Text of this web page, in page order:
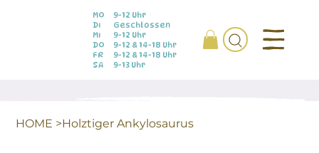
MO
DI
MI
DO
FR
SA
9-12 Uhr
Geschlossen
9-12 Uhr
9-12 & 14-18 Uhr
9-12 & 14-18 Uhr
9-13 Uhr
HOME >Holztiger Ankylosaurus